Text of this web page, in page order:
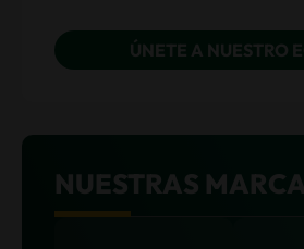
ÚNETE A NUESTRO
NUESTRAS